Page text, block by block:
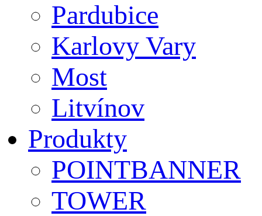
Pardubice
Karlovy Vary
Most
Litvínov
Produkty
POINTBANNER
TOWER